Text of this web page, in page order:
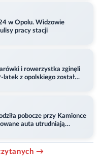
w Opolu. Widzowie
pracy stacji
i rowerzystka zginęli
latek z opolskiego został
pobocze przy Kamionce
auta utrudniają
→